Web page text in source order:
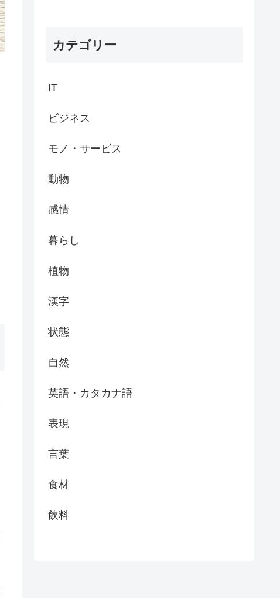
カテゴリー
IT
ビジネス
モノ・サービス
動物
感情
暮らし
植物
漢字
状態
自然
英語・カタカナ語
表現
言葉
食材
飲料